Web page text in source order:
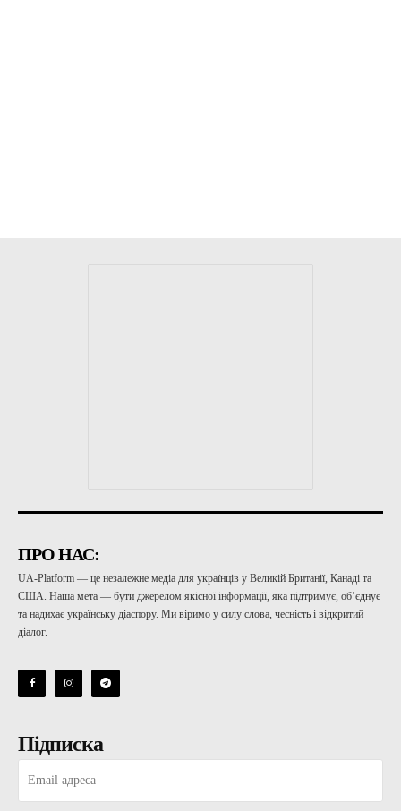
ПРО НАС:
UA-Platform — це незалежне медіа для українців у Великій Британії, Канаді та
США. Наша мета — бути джерелом якісної інформації, яка підтримує, об’єднує
та надихає українську діаспору. Ми віримо у силу слова, чесність і відкритий
діалог.
Підписка